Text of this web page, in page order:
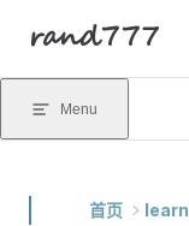
Skip to content
rand777
Menu
首页 learn